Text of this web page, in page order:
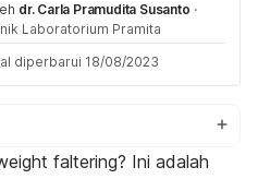
dr. Carla Pramudita Susanto ·
Laboratorium Pramita
diperbarui 18/08/2023
faltering? Ini adalah